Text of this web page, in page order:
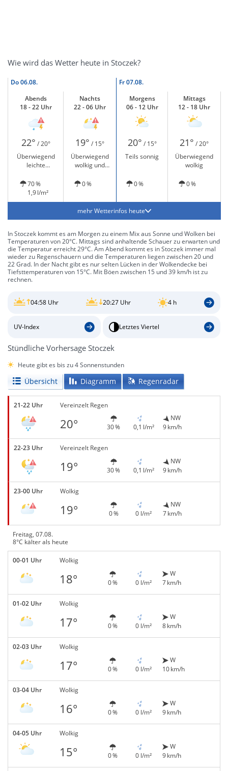
Wie wird das Wetter heute in Stoczek?
Do06.08. Fr07.08.
Abends
18 - 22 Uhr
Nachts
22 - 06 Uhr
Morgens
06 - 12 Uhr
Mittags
12 - 18 Uhr
22° / 20° 19° / 15° 20° / 15° 21° / 20°
Überwiegend
leichte
Gewitter möglich
Überwiegend
wolkig und
Teils sonnig
Überwiegend
wolkig
70 %
1,9 l/m²
0 % 0 % 0 %
mehr Wetterinfos heute
In Stoczek kommt es am Morgen zu einem Mix aus Sonne und Wolken bei
Temperaturen von 20°C. Mittags sind anhaltende Schauer zu erwarten und
die Temperatur erreicht 29°C. Am Abend kommt es in Stoczek immer mal
wieder zu Regenschauern und die Temperaturen liegen zwischen 20 und
22 Grad. In der Nacht gibt es nur selten Lücken in der Wolkendecke bei
Tiefsttemperaturen von 15°C. Mit Böen zwischen 15 und 39 km/h ist zu
rechnen.
04:58 Uhr 20:27 Uhr 4 h
UV-Index Letztes Viertel
Stündliche Vorhersage Stoczek
Heute gibt es bis zu 4 Sonnenstunden
Übersicht Diagramm Regenradar
21-22 Uhr Vereinzelt Regen
20° 30 % 0,1 l/m²
NW
9 km/h
22-23 Uhr Vereinzelt Regen
19° 30 % 0,1 l/m²
NW
9 km/h
23-00 Uhr Wolkig
19° 0 % 0 l/m²
NW
7 km/h
Freitag, 07.08.
8°C kälter als heute
00-01 Uhr Wolkig
18° 0 % 0 l/m²
W
7 km/h
01-02 Uhr Wolkig
17° 0 % 0 l/m²
W
8 km/h
02-03 Uhr Wolkig
17° 0 % 0 l/m²
W
10 km/h
03-04 Uhr Wolkig
16° 0 % 0 l/m²
W
9 km/h
04-05 Uhr Wolkig
15° 0 % 0 l/m²
W
9 km/h